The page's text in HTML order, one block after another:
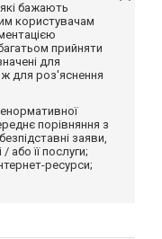
бажають
користувачам
прийняти
для
для роз'яснення
порівняння з
заяви,
або її послуги;
ресурси;